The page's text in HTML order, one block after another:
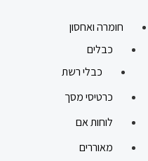
חומרה ואחסון
כבלים
כבלי רשת
כרטיסי מסך
לוחות אם
מאוררים